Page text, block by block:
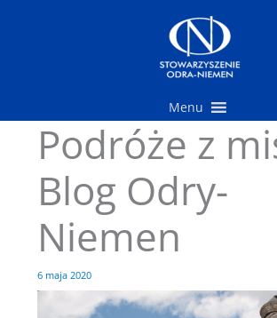
Menu
Podróże z
Blog Odry-
Niemen
6 maja 2020